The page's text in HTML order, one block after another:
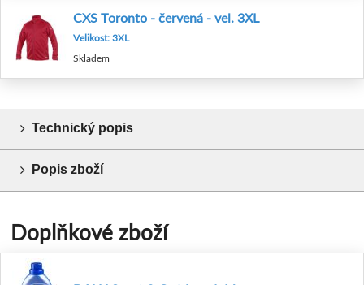
CXS Toronto - červená - vel. 3XL
Velikost: 3XL
Skladem
Technický popis
Popis zboží
Doplňkové zboží